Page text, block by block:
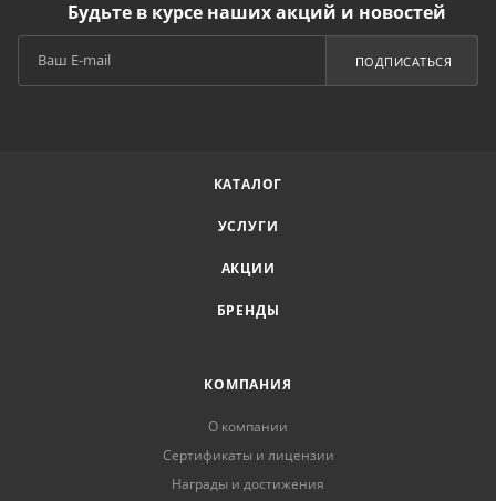
Будьте в курсе наших акций и новостей
ПОДПИСАТЬСЯ
КАТАЛОГ
УСЛУГИ
АКЦИИ
БРЕНДЫ
КОМПАНИЯ
О компании
Сертификаты и лицензии
Награды и достижения